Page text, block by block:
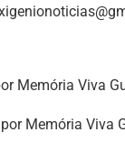
Memória Viva
por Memória